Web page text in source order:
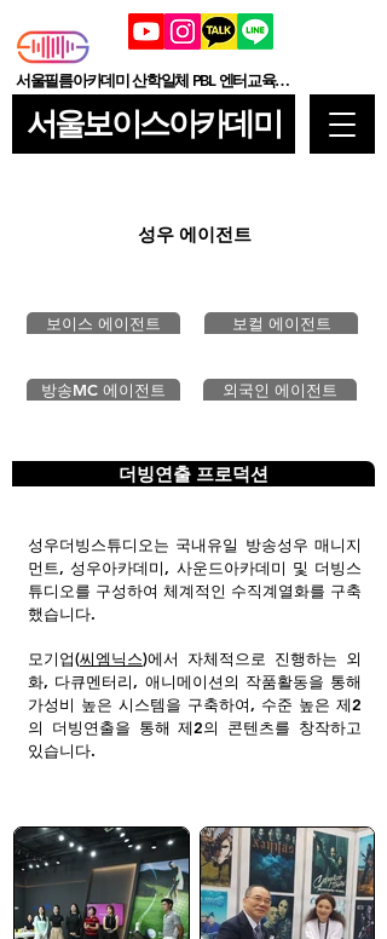
서울필름아카데미 산학일체 PBL 엔터교육기관
서울보이스아카데미
성우 에이전트
보이스 에이전트 보컬 에이전트
방송MC 에이전트 외국인 에이전트
더빙연출 프로덕션
성우더빙스튜디오는 국내유일 방송성우 매니지
먼트, 성우아카데미, 사운드아카데미 및 더빙스
튜디오를 구성하여 체계적인 수직계열화를 구축
했습니다.
모기업(씨엠닉스)에서 자체적으로 진행하는 외
화, 다큐멘터리, 애니메이션의 작품활동을 통해
가성비 높은 시스템을 구축하여, 수준 높은 제2
의 더빙연출을 통해 제2의 콘텐츠를 창작하고
있습니다.